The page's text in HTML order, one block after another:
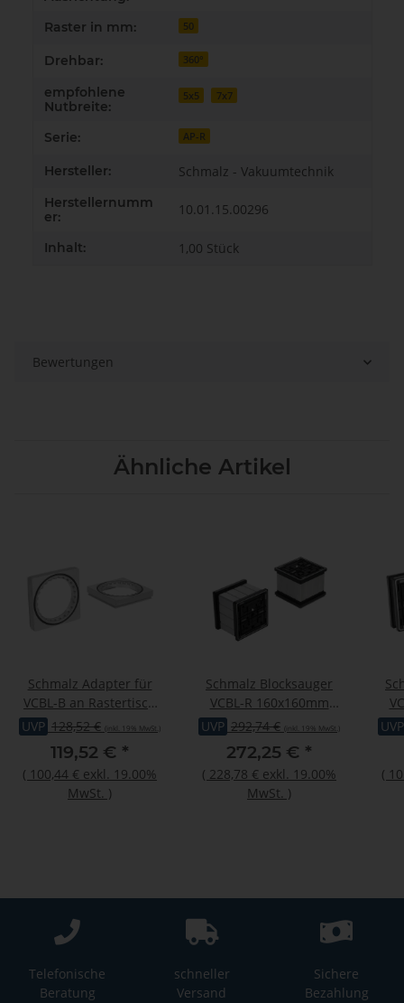
Raster in mm:
50
Drehbar: 360°
empfohlene
Nutbreite:
5x5 7x7
Serie: AP-R
Hersteller: Schmalz - Vakuumtechnik
Herstellernumm
er:
10.01.15.00296
Inhalt: 1,00 Stück
Bewertungen
Ähnliche Artikel
Schmalz Adapter für
VCBL-B an Rastertisch
ISAP-R 130 x 130 x 16
mm für Rastermaß R 30/
R 40
UVP 128,52 € (inkl. 19% MwSt.)
119,52 € *
( 100,44 € exkl. 19.00%
MwSt. )
Schmalz Blocksauger
VCBL-R 160x160mm
Höhe 125mm für
Rastertische mit Raster
30/50
UVP 292,74 € (inkl. 19% MwSt.)
272,25 € *
( 228,78 € exkl. 19.00%
MwSt. )
UVP
(
Telefonische
Beratung
schneller
Versand
Sichere
Bezahlung